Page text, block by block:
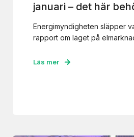
januari – det här
Energimyndigheten släpper
rapport om läget på
Läs mer